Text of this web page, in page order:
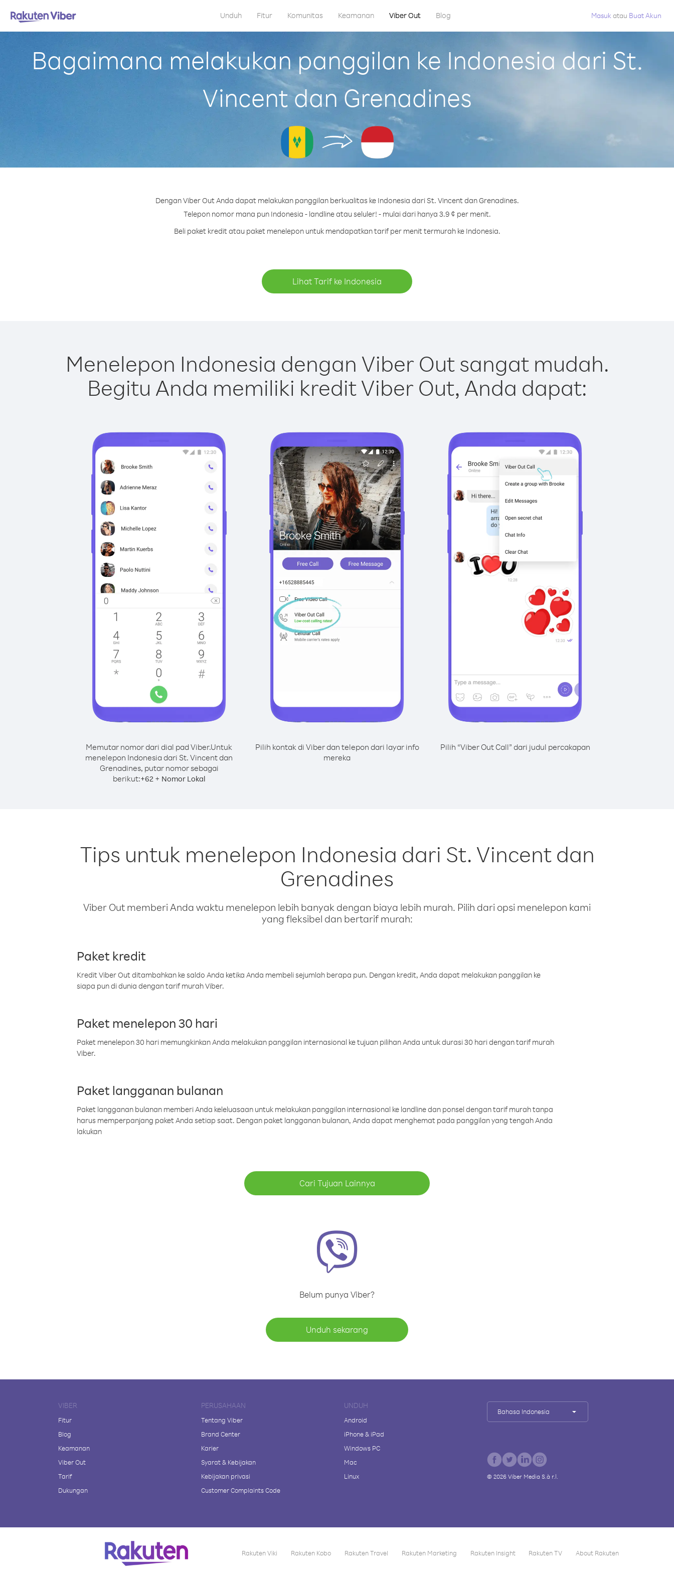
Unduh Fitur Komunitas Keamanan Viber Out Blog Masuk atau Buat Akun
Bagaimana melakukan panggilan ke Indonesia dari St.
Vincent dan Grenadines
Dengan Viber Out Anda dapat melakukan panggilan berkualitas ke Indonesia dari St. Vincent dan Grenadines.
Telepon nomor mana pun Indonesia - landline atau seluler! - mulai dari hanya 3.9 ¢ per menit.
Beli paket kredit atau paket menelepon untuk mendapatkan tarif per menit termurah ke Indonesia.
Lihat Tarif ke Indonesia
Menelepon Indonesia dengan Viber Out sangat mudah.
Begitu Anda memiliki kredit Viber Out, Anda dapat:
Memutar nomor dari dial pad Viber.Untuk
menelepon Indonesia dari St. Vincent dan
Grenadines, putar nomor sebagai
berikut:+62+ Nomor Lokal
Pilih kontak di Viber dan telepon dari layar info
mereka
Pilih “Viber Out Call” dari judul percakapan
Tips untuk menelepon Indonesia dari St. Vincent dan
Grenadines
Viber Out memberi Anda waktu menelepon lebih banyak dengan biaya lebih murah. Pilih dari opsi menelepon kami
yang fleksibel dan bertarif murah:
Paket kredit
Kredit Viber Out ditambahkan ke saldo Anda ketika Anda membeli sejumlah berapa pun. Dengan kredit, Anda dapat melakukan panggilan ke
siapa pun di dunia dengan tarif murah Viber.
Paket menelepon 30 hari
Paket menelepon 30 hari memungkinkan Anda melakukan panggilan internasional ke tujuan pilihan Anda untuk durasi 30 hari dengan tarif murah
Viber.
Paket langganan bulanan
Paket langganan bulanan memberi Anda keleluasaan untuk melakukan panggilan internasional ke landline dan ponsel dengan tarif murah tanpa
harus memperpanjang paket Anda setiap saat. Dengan paket langganan bulanan, Anda dapat menghemat pada panggilan yang tengah Anda
lakukan
Cari Tujuan Lainnya
Belum punya Viber?
Unduh sekarang
VIBER
Fitur
Blog
Keamanan
Viber Out
Tarif
Dukungan
PERUSAHAAN
Tentang Viber
Brand Center
Karier
Syarat & Kebijakan
Kebijakan privasi
Customer Complaints Code
UNDUH
Android
iPhone & iPad
Windows PC
Mac
Linux
Bahasa Indonesia
© 2026 Viber Media S.à r.l.
Rakuten Viki Rakuten Kobo Rakuten Travel Rakuten Marketing Rakuten Insight Rakuten TV About Rakuten